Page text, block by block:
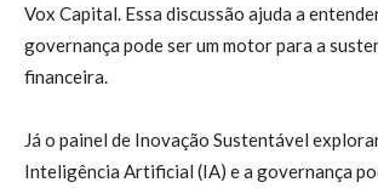
Vox Capital. Essa discussão ajuda a
governança pode ser um motor para a
financeira.
Já o painel de Inovação Sustentável
Inteligência Artificial (IA) e a governança